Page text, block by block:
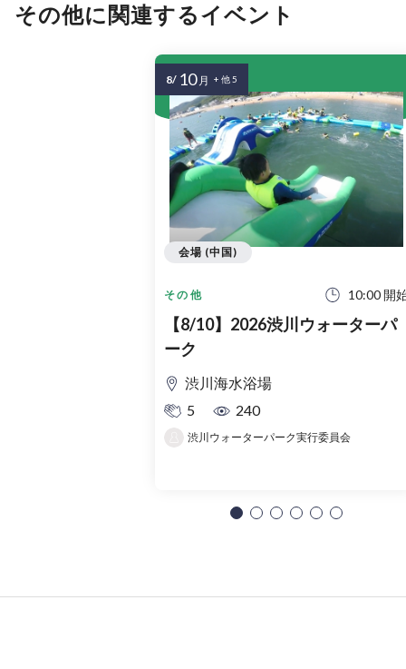
その他に関連するイベント
その他 10:00 開
【8/10】2026渋川ウォーターパ
ーク
渋川海水浴場
5
240
渋川ウォーターパーク実行委員会
会場 (中国)
8/ 10 月 + 他 5